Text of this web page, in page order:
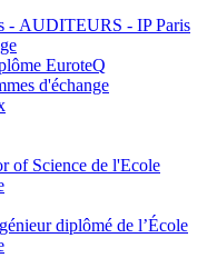
- AUDITEURS - IP Paris
EuroteQ
d'échange
of Science de l'Ecole
diplômé de l’École